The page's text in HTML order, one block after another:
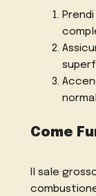
Come
Il sale